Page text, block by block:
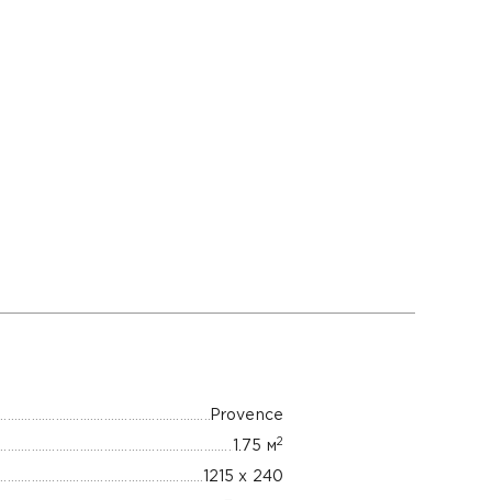
Provence
1.75 м2
1215 x 240